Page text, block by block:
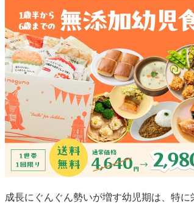
成長にぐんぐん勢いが増す幼児期は、特